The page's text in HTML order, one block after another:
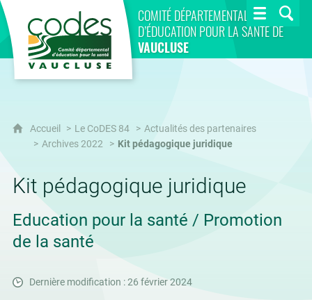
COMITÉ DÉPARTEMENTAL
D’ÉDUCATION POUR LA SANTÉ DE
VAUCLUSE
CoDES 84
Accueil Le CoDES 84
Actualités des partenaires
Archives 2022
Kit pédagogique juridique
Kit pédagogique juridique
Education pour la santé / Promotion
de la santé
Dernière modification : 26 février 2024